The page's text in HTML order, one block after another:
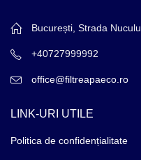
București, Strada
+40727999992
office@filtreapaeco.ro
LINK-URI UTILE
Politica de confidențialitate